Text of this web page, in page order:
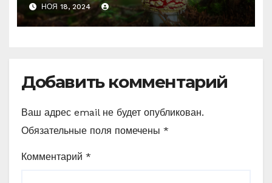
НОЯ 18, 2024
Добавить комментарий
Ваш адрес email не будет опубликован.
Обязательные поля помечены *
Комментарий *